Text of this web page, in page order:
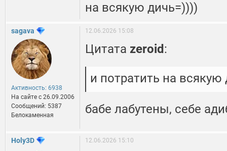
на всякую дичь=))))
sagava
Активность: 6938
На сайте c 26.09.2006
Сообщений: 5387
Белокаменная
12.06.2026 15:08
Цитата zeroid :
и потратить на всякую
бабе лабутены, себе
Holy3D 12.06.2026 15:10